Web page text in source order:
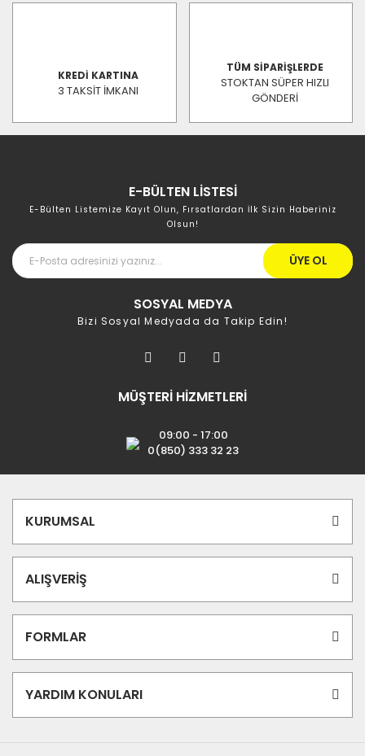
KREDİ KARTINA
3 TAKSİT İMKANI
TÜM SİPARİŞLERDE
STOKTAN SÜPER HIZLI
GÖNDERİ
E-BÜLTEN LİSTESİ
E-Bülten Listemize Kayıt Olun, Fırsatlardan İlk Sizin Haberiniz
Olsun!
ÜYE OL
SOSYAL MEDYA
Bizi Sosyal Medyada da Takip Edin!
MÜŞTERİ HİZMETLERİ
09:00 - 17:00
0(850) 333 32 23
KURUMSAL
ALIŞVERİŞ
FORMLAR
YARDIM KONULARI